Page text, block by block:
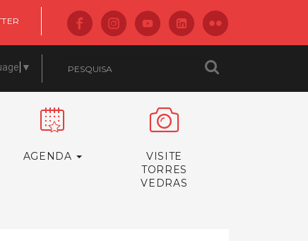
▼
AGENDA
VISITE
TORRES
VEDRAS